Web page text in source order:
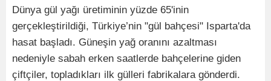
Dünya gül yağı üretiminin yüzde 65'inin
gerçekleştirildiği, Türkiye’nin "gül bahçesi" Isparta'da
hasat başladı. Güneşin yağ oranını azaltması
nedeniyle sabah erken saatlerde bahçelerine giden
çiftçiler, topladıkları ilk gülleri fabrikalara gönderdi.